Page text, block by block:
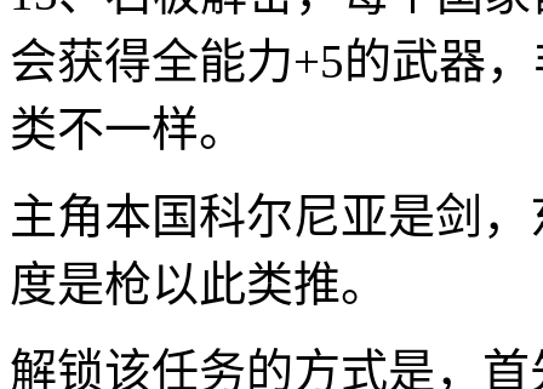
会获得全能力+5的武器
类不一样。
主角本国科尔尼亚是剑
度是枪以此类推。
解锁该任务的方式是，